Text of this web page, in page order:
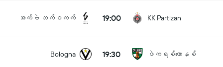
အက်ဗဲ ဘက်စကက် 19:00 KK Partizan
Bologna 19:30 ဇဲကရစ်ကောနစ်